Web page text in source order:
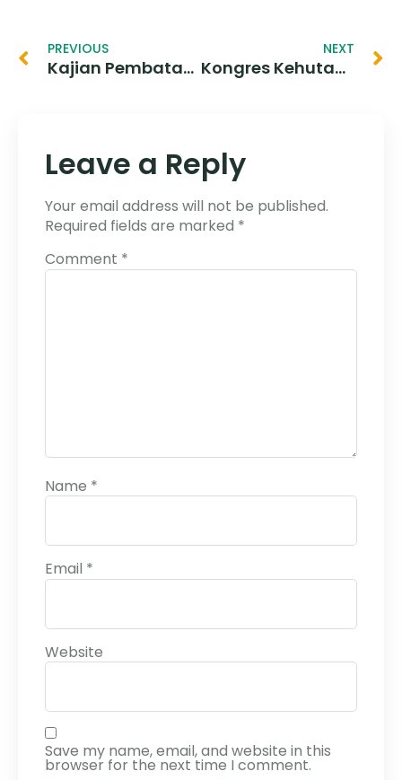
PREVIOUS
Kajian Pembatasan Kuota Pengunjung TN Komodo Demi Kelestarian Satwa Komodo
NEXT
Kongres Kehutanan Indonesia VII, Meneguhkan Kembali Pengelolaan Sektor Kehutanan Pada Pembangunan Bangsa
Leave a Reply
Your email address will not be published.
Required fields are marked *
Comment *
Name *
Email *
Website
Save my name, email, and website in this
browser for the next time I comment.